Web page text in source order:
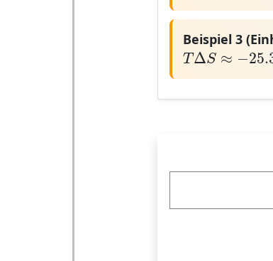
Beispiel 3
T ΔS ≈ −
TΔS ≈ −25.34